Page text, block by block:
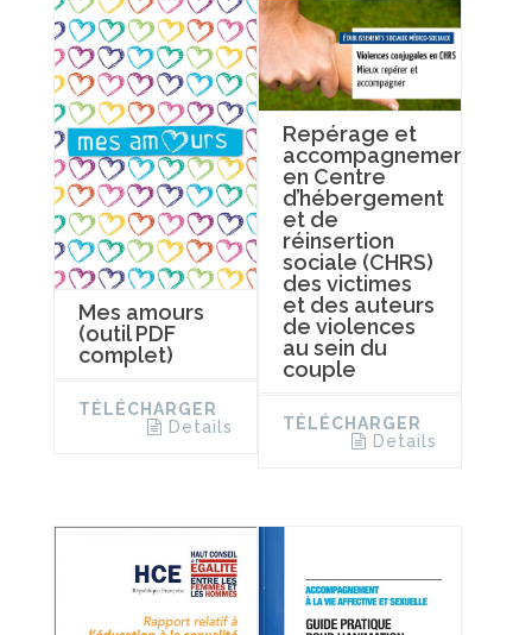
Mes amours
(outil PDF
complet)
TÉLÉCHARGER
Details
Repérage et
accompagnement
en Centre
d’hébergement
et de
réinsertion
sociale (CHRS)
des victimes
et des auteurs
de violences
au sein du
couple
TÉLÉCHARGER
Details